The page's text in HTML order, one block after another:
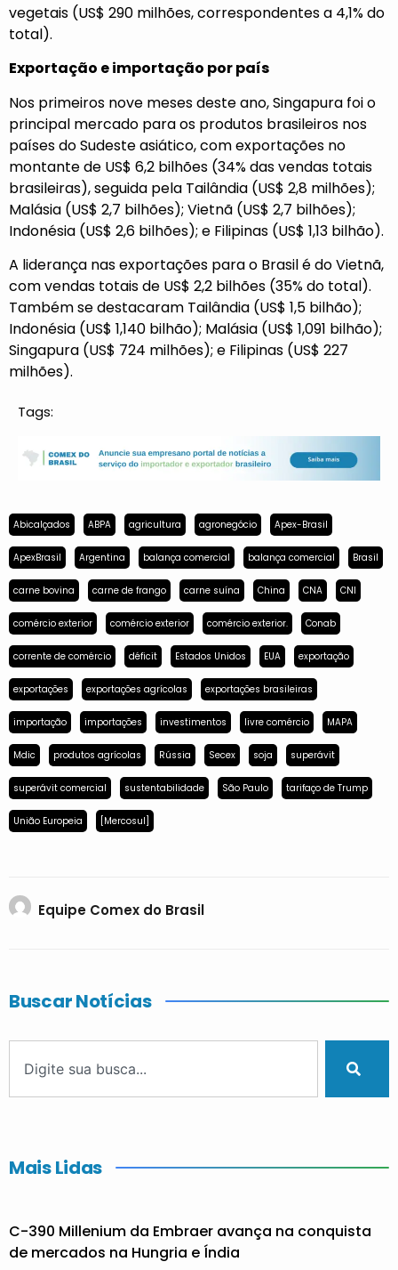
vegetais (US$ 290 milhões, correspondentes a 4,1% do
total).
Exportação e importação por país
Nos primeiros nove meses deste ano, Singapura foi o
principal mercado para os produtos brasileiros nos
países do Sudeste asiático, com exportações no
montante de US$ 6,2 bilhões (34% das vendas totais
brasileiras), seguida pela Tailândia (US$ 2,8 milhões);
Malásia (US$ 2,7 bilhões); Vietnã (US$ 2,7 bilhões);
Indonésia (US$ 2,6 bilhões); e Filipinas (US$ 1,13 bilhão).
A liderança nas exportações para o Brasil é do Vietnã,
com vendas totais de US$ 2,2 bilhões (35% do total).
Também se destacaram Tailândia (US$ 1,5 bilhão);
Indonésia (US$ 1,140 bilhão); Malásia (US$ 1,091 bilhão);
Singapura (US$ 724 milhões); e Filipinas (US$ 227
milhões).
Tags:
Abicalçados ABPA agricultura agronegócio Apex-Brasil
ApexBrasil Argentina balança comercial balança comercial Brasil
carne bovina carne de frango carne suína China CNA CNI
comércio exterior comércio exterior comércio exterior. Conab
corrente de comércio déficit Estados Unidos EUA exportação
exportações exportações agrícolas exportações brasileiras
importação importações investimentos livre comércio MAPA
Mdic produtos agrícolas Rússia Secex soja superávit
superávit comercial sustentabilidade São Paulo tarifaço de Trump
União Europeia [Mercosul]
Equipe Comex do Brasil
Buscar Notícias
Mais Lidas
C-390 Millenium da Embraer avança na conquista
de mercados na Hungria e Índia